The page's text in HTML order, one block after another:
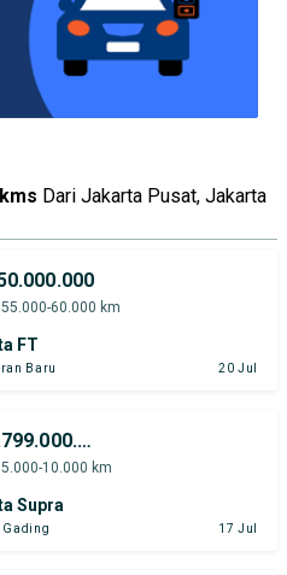
Dari Jakarta Pusat, Jakarta
60.000 km
FT
Baru 20 Jul
Rp 1.799.000.000
10.000 km
Supra
Gading 17 Jul